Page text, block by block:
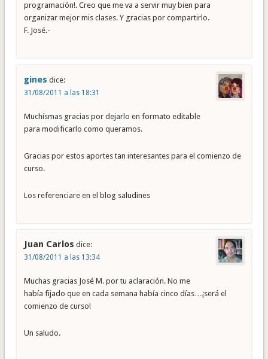
programación!. Creo que me va a servir muy bien para
organizar mejor mis clases. Y gracias por compartirlo.
F. José.-
gines dice:
31/08/2011 a las 18:31
Muchísmas gracias por dejarlo en formato editable
para modificarlo como queramos.
Gracias por estos aportes tan interesantes para el comienzo de
curso.
Los referenciare en el blog saludines
Juan Carlos dice:
31/08/2011 a las 13:34
Muchas gracias José M. por tu aclaración. No me
había fijado que en cada semana había cinco días…¡será el
comienzo de curso!
Un saludo.